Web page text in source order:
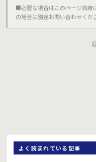
■必要な場合はこのページ自身
の場合は別途お問い合わせくだ
よく読まれている記事